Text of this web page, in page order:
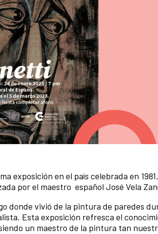
exposición en el país celebrada en
por el maestro español José Vela
donde vivió de la pintura de paredes
Esta exposición refresca el
un maestro de la pintura tan